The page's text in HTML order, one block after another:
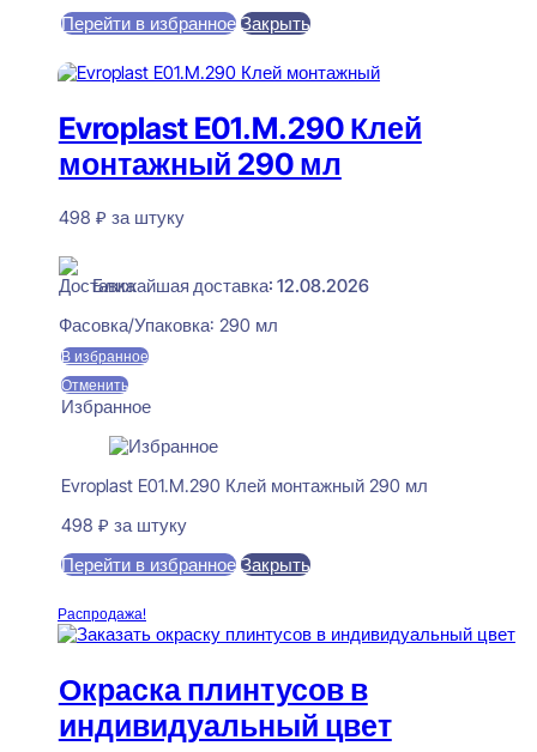
Перейти в избранное Закрыть
Evroplast E01.M.290 Клей
монтажный 290 мл
498 ₽ за штуку
Ближайшая доставка: 12.08.2026
Фасовка/Упаковка: 290 мл
В избранное
Отменить
Избранное
Evroplast E01.M.290 Клей монтажный 290 мл
498 ₽ за штуку
Перейти в избранное Закрыть
Распродажа!
Окраска плинтусов в
индивидуальный цвет